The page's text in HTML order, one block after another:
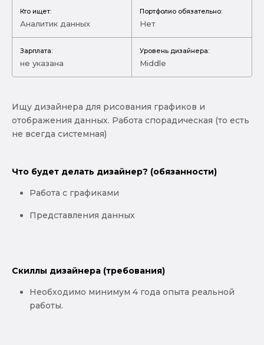
Кто ищет:
Аналитик данных
Портфолио обязательно:
Нет
Зарплата:
не указана
Уровень дизайнера:
Middle
Ищу дизайнера для рисования графиков и
отображения данных. Работа спорадическая (то есть
не всегда системная)
Что будет делать дизайнер? (обязанности)
Работа с графиками
Представления данных
Скиллы дизайнера (требования)
Необходимо минимум 4 года опыта реальной
работы.